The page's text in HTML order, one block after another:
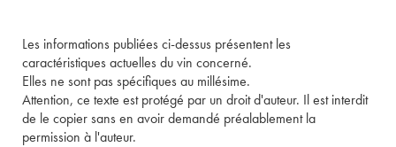
Les informations publiées ci-dessus présentent les
caractéristiques actuelles du vin concerné.
Elles ne sont pas spécifiques au millésime.
Attention, ce texte est protégé par un droit d'auteur. Il est interdit
de le copier sans en avoir demandé préalablement la
permission à l'auteur.